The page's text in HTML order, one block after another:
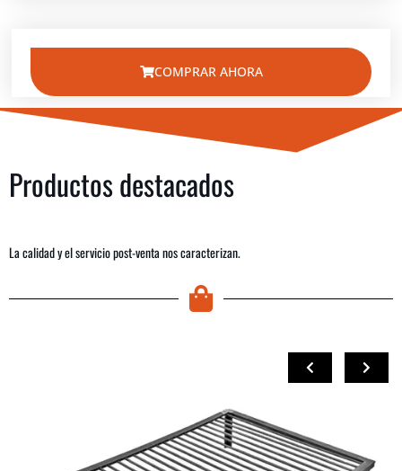
COMPRAR AHORA
Productos destacados
La calidad y el servicio post-venta nos caracterizan.